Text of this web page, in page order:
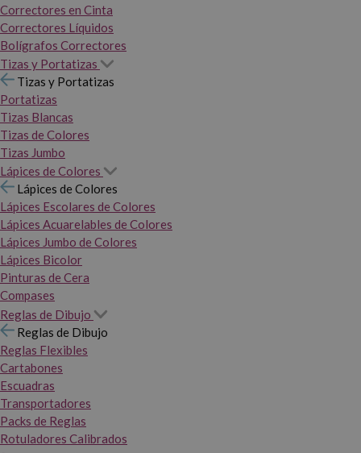
Correctores en Cinta
Correctores Líquidos
Bolígrafos Correctores
Tizas y Portatizas
Tizas y Portatizas
Portatizas
Tizas Blancas
Tizas de Colores
Tizas Jumbo
Lápices de Colores
Lápices de Colores
Lápices Escolares de Colores
Lápices Acuarelables de Colores
Lápices Jumbo de Colores
Lápices Bicolor
Pinturas de Cera
Compases
Reglas de Dibujo
Reglas de Dibujo
Reglas Flexibles
Cartabones
Escuadras
Transportadores
Packs de Reglas
Rotuladores Calibrados